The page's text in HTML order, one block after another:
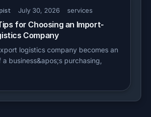
July 30, 2026 services
for Choosing an Import-
Company
logistics company becomes an
business&apos;s purchasing,